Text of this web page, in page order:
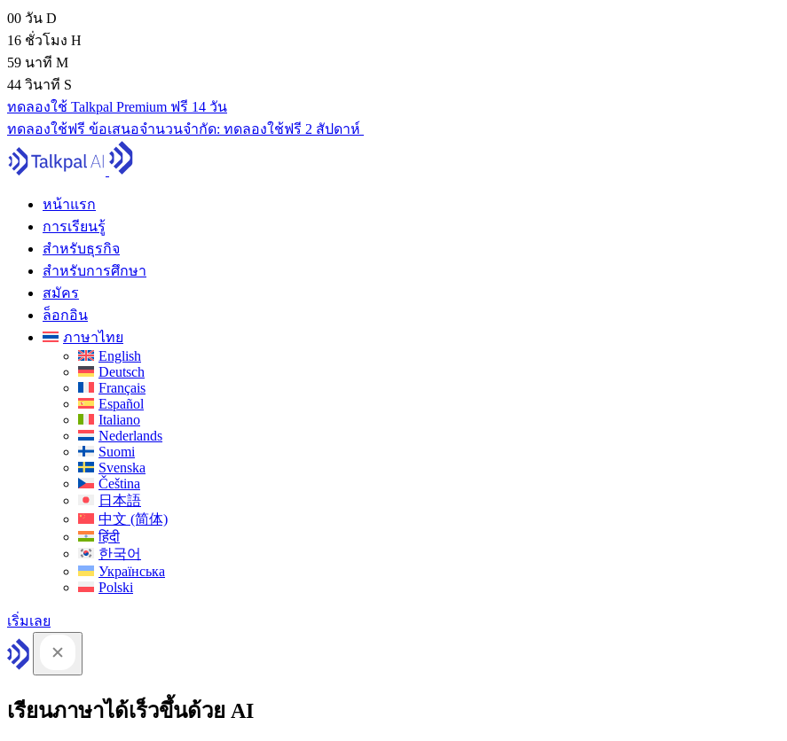
00 วัน D
16 ชั่วโมง H
59 นาที M
43 วินาที S
ทดลองใช้ Talkpal Premium ฟรี 14 วัน
ทดลองใช้ฟรี ข้อเสนอจํานวนจํากัด: ทดลองใช้ฟรี 2 สัปดาห์
หน้าแรก
การเรียนรู้
สำหรับธุรกิจ
สำหรับการศึกษา
สมัคร
ล็อกอิน
ภาษาไทย
English
Deutsch
Français
Español
Italiano
Nederlands
Suomi
Svenska
Čeština
日本語
中文 (简体)
हिंदी
한국어
Українська
Polski
เริ่มเลย
เรียนภาษาได้เร็วขึ้นด้วย AI